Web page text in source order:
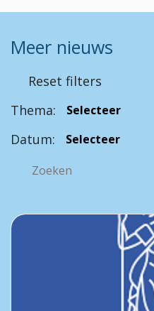
Meer nieuws
Reset filters
Thema:
Datum: